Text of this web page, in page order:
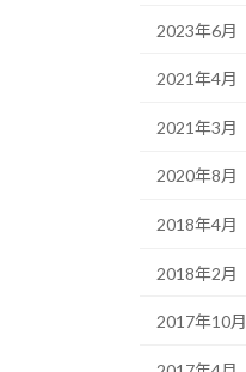
2023年6月
2021年4月
2021年3月
2020年8月
2018年4月
2018年2月
2017年10月